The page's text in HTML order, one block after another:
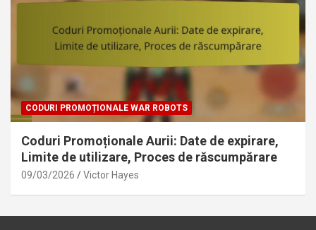
CODURI PROMOȚIONALE WAR ROBOTS
Coduri Promoționale Aurii: Date de expirare,
Limite de utilizare, Proces de răscumpărare
09/03/2026 Victor Hayes